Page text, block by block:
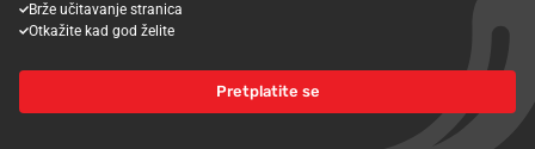
Milley.
"Ono što je ovdje ulog je sigurnost. Sigurnost Europe je
najugroženija od kraja Drugog svjetskog rata. Moglo bi
se argumentirati da je ulog globalni međunarodni
Brže učitavanje stranica
Otkažite kad god želite
Pretplatite se